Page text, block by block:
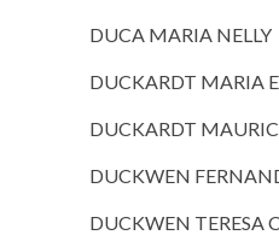
DUCA MARIA NELLY
DUCKARDT MARIA
DUCKARDT
DUCKWEN
DUCKWEN TERESA